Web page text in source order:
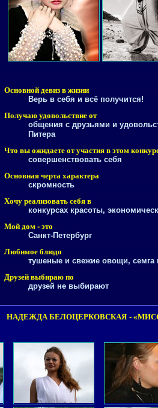
Основной девиз в жизни
Верь в себя и всё получится!
Получаю удовольствие от
общения с друзьями и
Питера
Что вы ожидаете от участия в этом
совершенствовать себя
Основная черта характера
скромность
Хочу реализовать себя в
конкурсах красоты,
Мой дом - это
Санкт-Петербург
Любимое блюдо
тушеные и свежие овощи,
Друзей выбираю по
друзей не выбирают
НАДЕЖДА БЕЛОЦЕРКОВСКАЯ -